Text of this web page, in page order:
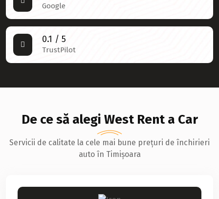
Google
0.1 / 5
TrustPilot
De ce să alegi West Rent a Car
Servicii de calitate la cele mai bune prețuri de închirieri
auto în Timișoara